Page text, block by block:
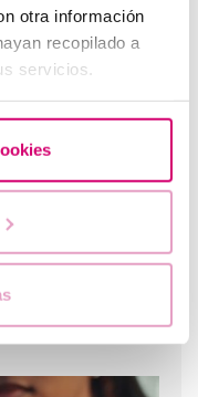
otra información
recopilado a
servicios.
règles et la